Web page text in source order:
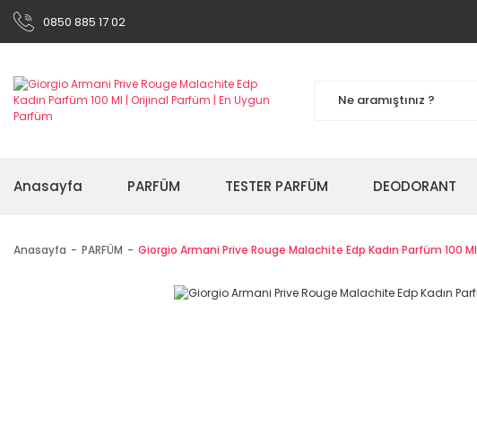
0850 885 17 02
Anasayfa PARFÜM TESTER PARFÜM DEODORANT
Anasayfa PARFÜM Giorgio Armani Prive Rouge Malachite Edp Kadın Parfüm 100 Ml